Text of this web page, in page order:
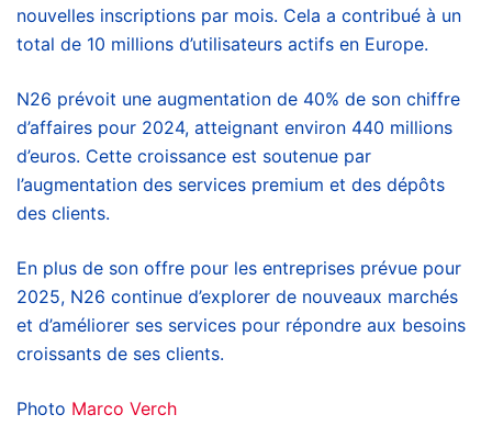
nouvelles inscriptions par mois. Cela a contribué à un
total de 10 millions d’utilisateurs actifs en Europe.
N26 prévoit une augmentation de 40% de son chiffre
d’affaires pour 2024, atteignant environ 440 millions
d’euros. Cette croissance est soutenue par
l’augmentation des services premium et des dépôts
des clients.
En plus de son offre pour les entreprises prévue pour
2025, N26 continue d’explorer de nouveaux marchés
et d’améliorer ses services pour répondre aux besoins
croissants de ses clients.
Photo Marco Verch